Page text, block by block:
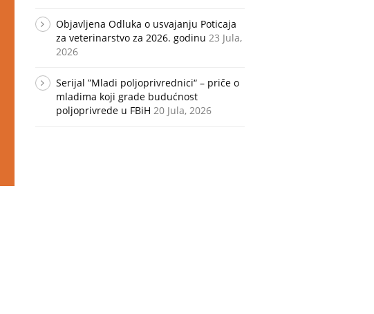
Objavljena Odluka o usvajanju Poticaja
za veterinarstvo za 2026. godinu 23 Jula,
2026
Serijal ”Mladi poljoprivrednici“ – priče o
mladima koji grade budućnost
poljoprivrede u FBiH 20 Jula, 2026